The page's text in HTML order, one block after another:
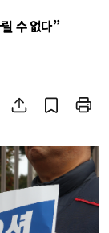
수 없다”